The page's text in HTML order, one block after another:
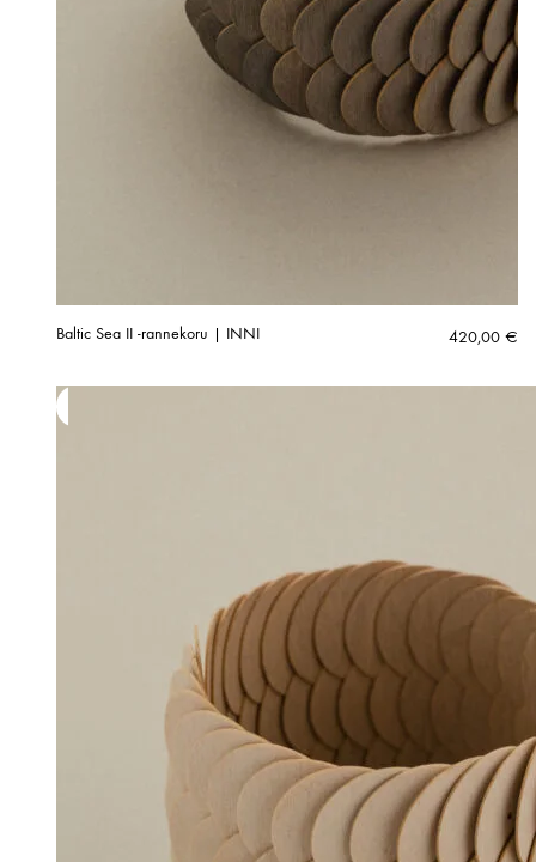
Baltic Sea II -rannekoru | INNI 420,00 €